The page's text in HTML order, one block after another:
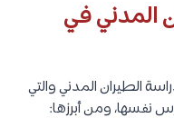
المدني في
الطيران المدني والتي
نفسها، ومن أبرزها: